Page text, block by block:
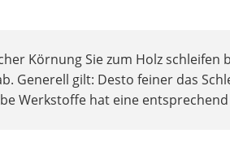
Körnung Sie zum Holz
Generell gilt: Desto feiner das
Werkstoffe hat eine